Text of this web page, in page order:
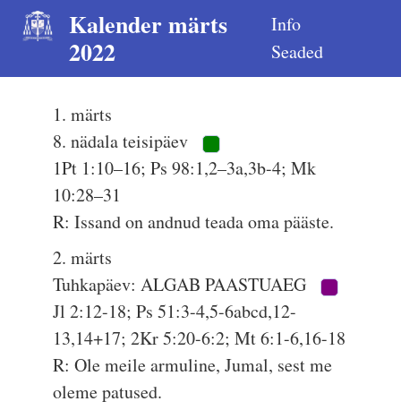
Kalender märts
2022
Info
Seaded
1. märts
8. nädala teisipäev
1Pt 1:10–16; Ps 98:1,2–3a,3b-4; Mk
10:28–31
R: Issand on andnud teada oma pääste.
2. märts
Tuhkapäev: ALGAB PAASTUAEG
Jl 2:12-18; Ps 51:3-4,5-6abcd,12-
13,14+17; 2Kr 5:20-6:2; Mt 6:1-6,16-18
R: Ole meile armuline, Jumal, sest me
oleme patused.